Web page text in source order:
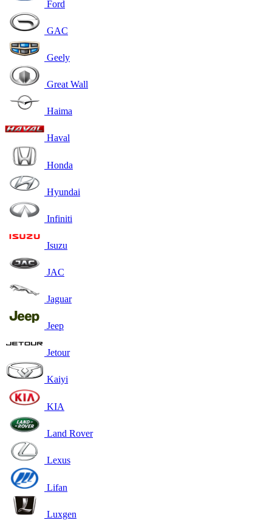
Ford
GAC
Geely
Great Wall
Haima
Haval
Honda
Hyundai
Infiniti
Isuzu
JAC
Jaguar
Jeep
Jetour
Kaiyi
KIA
Land Rover
Lexus
Lifan
Luxgen